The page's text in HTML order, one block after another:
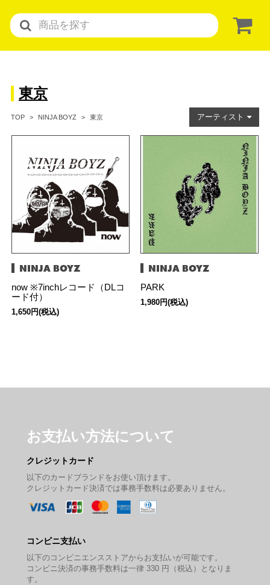
東京
TOP NINJA BOYZ 東京 アーティスト
NINJA BOYZ
now ※7inchレコード（DLコ
ード付）
1,650円(税込)
NINJA BOYZ
PARK
1,980円(税込)
お支払い方法について
クレジットカード
以下のカードブランドをお使い頂けます。
クレジットカード決済では事務手数料は必要ありません。
コンビニ支払い
以下のコンビニエンスストアからお支払いが可能です。
コンビニ決済の事務手数料は一律 330 円（税込）となりま
す。